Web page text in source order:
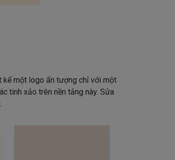
kế một logo ấn tượng chỉ với một
tinh xảo trên nền tảng này. Sửa